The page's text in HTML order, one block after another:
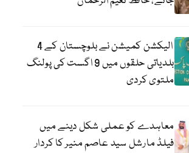
الیکشن کمیشن نے بلوچستان کے 4
بلدیاتی حلقوں میں 9 اگست کی پولنگ
ملتوی کردی
معاہدے کو عملی شکل دینے میں
فیلڈ مارشل سید عاصم منیر کا کردار